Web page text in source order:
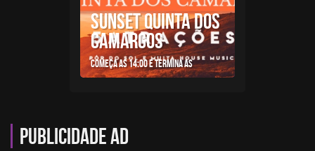
SUNSET QUINTA DOS
CAMARGOS
Começa as 14:00 e termina as
Publicidade AD